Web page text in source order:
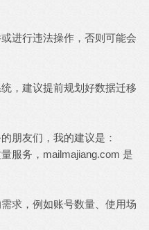
进行违法操作，否则可能会
，建议提前规划好数据迁移
朋友们，我的建议是：
服务，mailmajiang.com 是
求，例如账号数量、使用场